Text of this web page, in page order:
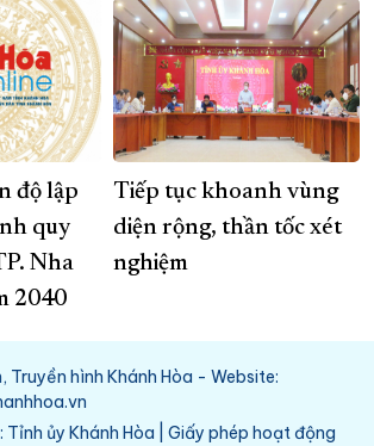
độ lập
quy
Nha
2040
Tiếp tục khoanh vùng
diện rộng, thần tốc xét
nghiệm
Truyền hình Khánh Hòa - Website:
Tỉnh ủy Khánh Hòa | Giấy phép hoạt động